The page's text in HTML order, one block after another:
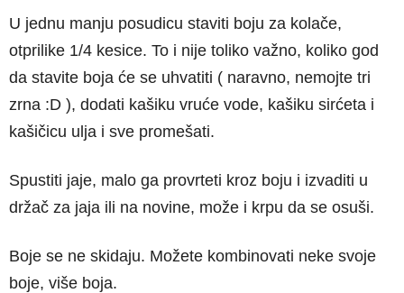
U jednu manju posudicu staviti boju za kolače,
otprilike 1/4 kesice. To i nije toliko važno, koliko god
da stavite boja će se uhvatiti ( naravno, nemojte tri
zrna :D ), dodati kašiku vruće vode, kašiku sirćeta i
kašičicu ulja i sve promešati.
Spustiti jaje, malo ga provrteti kroz boju i izvaditi u
držač za jaja ili na novine, može i krpu da se osuši.
Boje se ne skidaju. Možete kombinovati neke svoje
boje, više boja.